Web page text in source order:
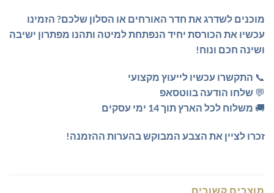
מוכנים לשדרג את חדר האורחים או הסלון שלכם? הזמינו
עכשיו את הכורסת יחיד הנפתחת למיטה ותהנו מפתרון ישיבה
ושינה חכם ונוח!
📞 התקשרו עכשיו לייעוץ מקצועי
💬 שלחו הודעה בווטסאפ
🚚 משלוח לכל הארץ תוך 14 ימי עסקים
זכרו לציין את הצבע המבוקש בהערות ההזמנה!
מוצרים קשורים